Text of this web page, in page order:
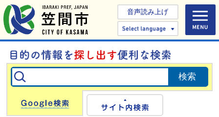
音声読み上げ
Select
Google検索